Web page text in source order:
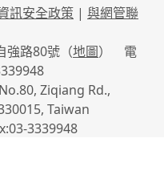
訊安全政策 | 與網管聯
強路80號（地圖） 電
Ziqiang Rd.,
Taiwan
3339948